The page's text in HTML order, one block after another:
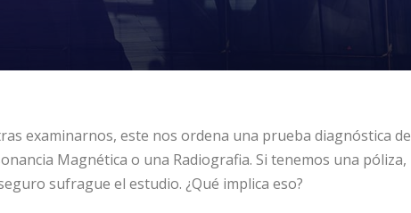
examinarnos, este nos ordena una prueba diagnóstica de
Magnética o una Radiografia. Si tenemos una póliza,
sufrague el estudio. ¿Qué implica eso?